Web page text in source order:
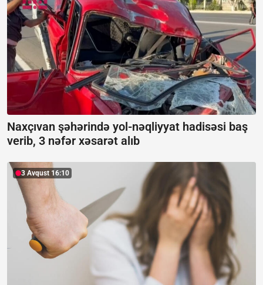
Naxçıvan şəhərində yol-nəqliyyat hadisəsi baş
verib, 3 nəfər xəsarət alıb
3 Avqust 16:10